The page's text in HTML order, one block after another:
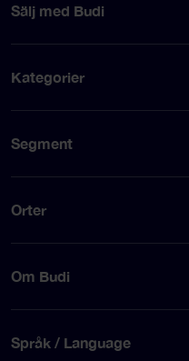
Sälj med Budi
Kategorier
Segment
Orter
Om Budi
Språk / Language